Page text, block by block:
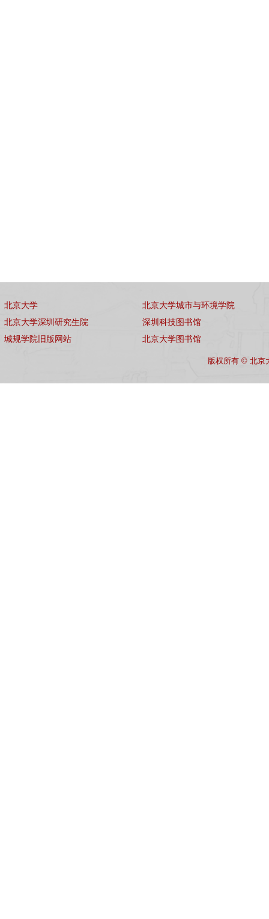
北京大学
北京大学深圳研究生院
城规学院旧版网站
北京大学城市与环境学院
深圳科技图书馆
北京大学图书馆
版权所有 © 北